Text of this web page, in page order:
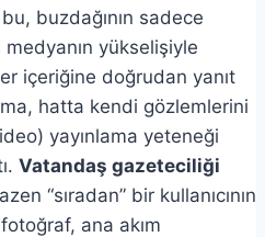
buzdağının sadece
medyanın yükselişiyle
içeriğine doğrudan yanıt
hatta kendi gözlemlerini
yayınlama yeteneği
Vatandaş gazeteciliği
“sıradan” bir kullanıcının
ana akım